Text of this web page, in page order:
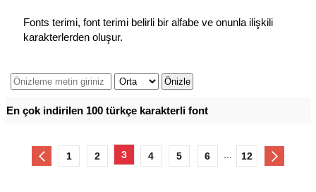
Fonts terimi, font terimi belirli bir alfabe ve onunla ilişkili
karakterlerden oluşur.
En çok indirilen 100 türkçe karakterli font
1 2 3 4 5 6 12